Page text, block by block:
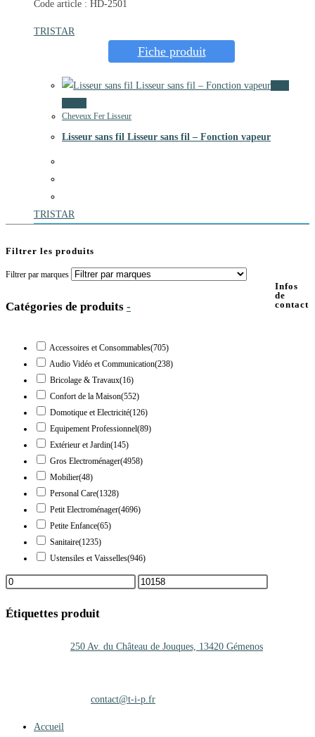
Code article : HD-2501
TRISTAR
Fiche produit
Cheveux Fer Lisseur
Lisseur sans fil Lisseur sans fil – Fonction vapeur
TRISTAR
Filtrer les produits
Filtrer par marques
Catégories de produits -
Accessoires et Consommables(705)
Audio Vidéo et Communication(238)
Bricolage & Travaux(16)
Confort de la Maison(552)
Domotique et Electricité(126)
Equipement Professionnel(89)
Extérieur et Jardin(145)
Gros Electroménager(4958)
Mobilier(48)
Personal Care(1328)
Petit Electroménager(4696)
Petite Enfance(65)
Sanitaire(1235)
Ustensiles et Vaisselles(946)
Étiquettes produit
Infos
de
contact
250 Av. du Château de Jouques, 13420 Gémenos
contact@t-i-p.fr
Accueil